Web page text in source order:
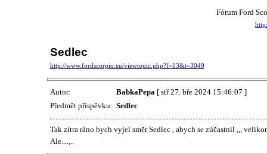
Fórum Ford
Sedlec
http://www.fordscorpio.eu/viewtopic.php?f=13&t=3049
Autor: BabkaPepa[ stř 27. bře 2024 15:46:07 ]
Předmět příspěvku: Sedlec
Tak zítra ráno bych vyjel směr Sedlec , abych se zúčastnil ,,,
Ale....,..